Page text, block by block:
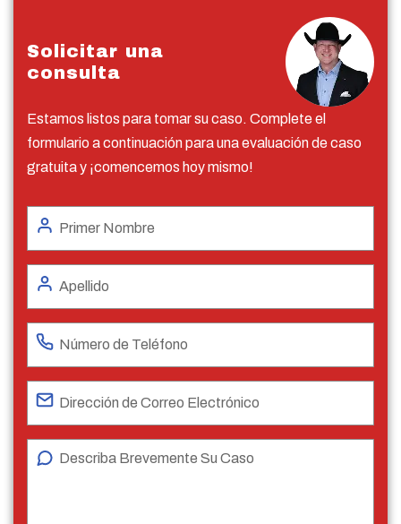
Solicitar una
consulta
Estamos listos para tomar su caso. Complete el
formulario a continuación para una evaluación de caso
gratuita y ¡comencemos hoy mismo!